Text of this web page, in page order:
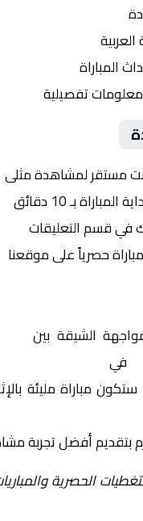
العربية
المباراة
تفصيلية
مستقر لمشاهدة مثلى
بـ 10 دقائق
في قسم التعليقات
حصرياً على موقعنا
الشيقة بين
في
مباراة مليئة
بتقديم أفضل تجربة
الحصرية